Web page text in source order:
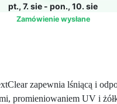
pt., 7. sie - pon., 10. sie
Zamówienie wysłane
zapewnia lśniącą i
promieniowaniem UV i